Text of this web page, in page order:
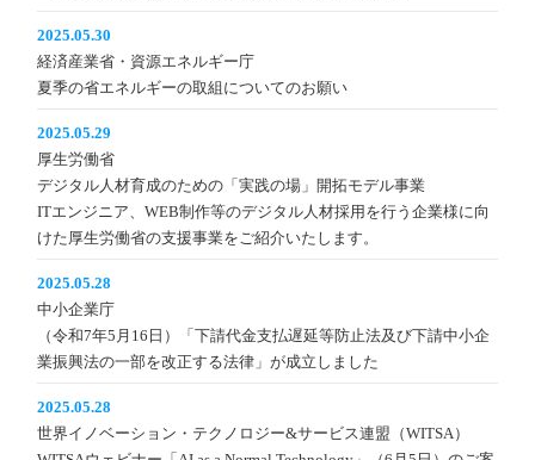
2025.05.30
経済産業省・資源エネルギー庁
夏季の省エネルギーの取組についてのお願い
2025.05.29
厚生労働省
デジタル人材育成のための「実践の場」開拓モデル事業
ITエンジニア、WEB制作等のデジタル人材採用を行う企業様に向
けた厚生労働省の支援事業をご紹介いたします。
2025.05.28
中小企業庁
（令和7年5月16日）「下請代金支払遅延等防止法及び下請中小企
業振興法の一部を改正する法律」が成立しました
2025.05.28
世界イノベーション・テクノロジー&サービス連盟（WITSA）